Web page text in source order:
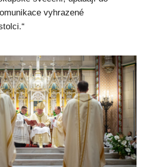
vyhrazené